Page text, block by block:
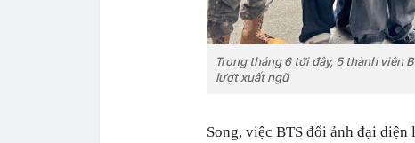
Trong tháng 6 tới đây, 5 thành viên
lượt xuất ngũ
Song, việc BTS đổi ảnh đại